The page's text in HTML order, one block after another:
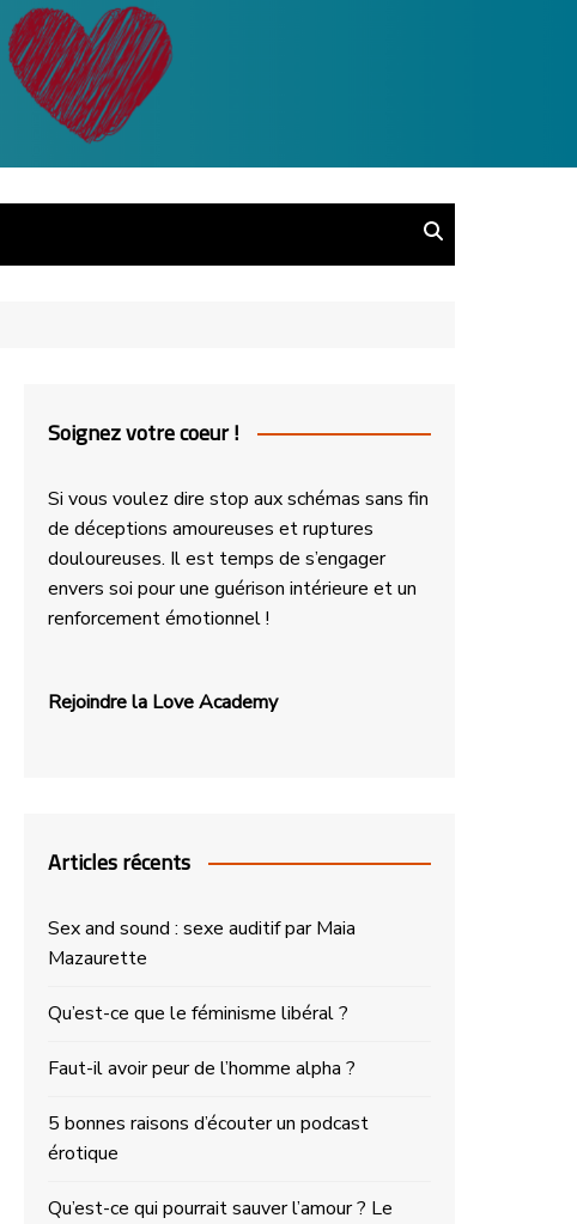
Soignez votre coeur !
Si vous voulez dire stop aux schémas sans fin
de déceptions amoureuses et ruptures
douloureuses. Il est temps de s’engager
envers soi pour une guérison intérieure et un
renforcement émotionnel !
Rejoindre la Love Academy
Articles récents
Sex and sound : sexe auditif par Maia
Mazaurette
Qu’est-ce que le féminisme libéral ?
Faut-il avoir peur de l’homme alpha ?
5 bonnes raisons d’écouter un podcast
érotique
Qu’est-ce qui pourrait sauver l’amour ? Le